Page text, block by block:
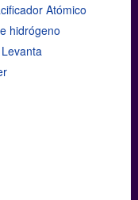
Atómico
hidrógeno